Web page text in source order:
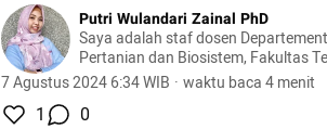
Putri Wulandari Zainal PhD
Saya adalah staf dosen
Pertanian dan Biosistem, Fakultas
Pertanian, Universitas Andalas.
7 Agustus 2024 6:34 WIB · waktu baca 4 menit
1 0